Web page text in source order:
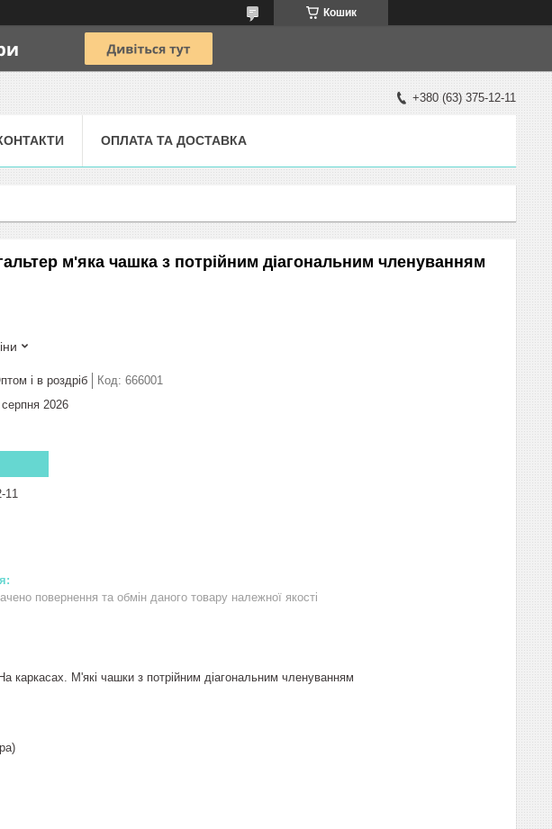
Кошик
+380 (63) 375-12-11
ОПЛАТА ТА ДОСТАВКА
м'яка чашка з потрійним діагональним членуванням
і в роздріб Код: 666001
серпня 2026
11
повернення та обмін даного товару належної якості
каркасах. М'які чашки з потрійним діагональним членуванням